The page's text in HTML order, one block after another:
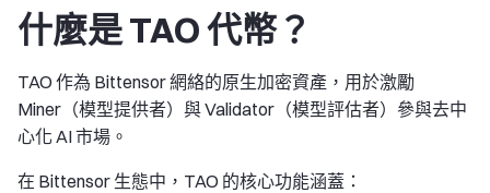
什麼是 TAO 代幣？
TAO 作為 Bittensor 網絡的原生加密資產，用於激勵
Miner（模型提供者）與 Validator（模型評估者）參與去中
心化 AI 市場。
在 Bittensor 生態中，TAO 的核心功能涵蓋：